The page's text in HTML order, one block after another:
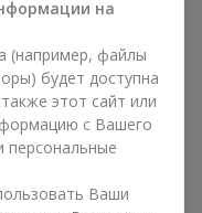
розами;
зелени.
цветы,
цветения.
с
на
(например, файлы
будет доступна
этот сайт или
с Вашего
персональные
Ваши